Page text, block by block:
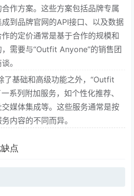
作方案。这些方案包括品牌专属
到品牌官网的API接口、以及数据
的定价通常是基于合作的规模和
需要与“Outfit Anyone”的销售团
。
了基础和高级功能之外，“Outfit
系列附加服务，如个性化推荐、
媒体集成等。这些服务通常是按
内容的不同而异。
点